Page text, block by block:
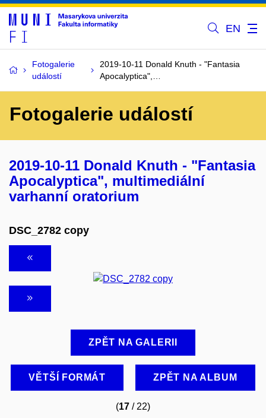
EN
Fotogalerie
událostí
2019-10-11 Donald Knuth - "Fantasia
Apocalyptica",…
Fotogalerie událostí
2019-10-11 Donald Knuth - "Fantasia
Apocalyptica", multimediální
varhanní oratorium
DSC_2782 copy
ZPĚT NA GALERII
VĚTŠÍ FORMÁT ZPĚT NA ALBUM
(17 / 22)